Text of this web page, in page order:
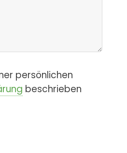
persönlichen
beschrieben